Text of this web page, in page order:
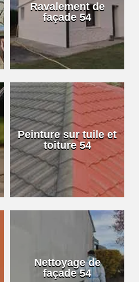
Ravalement de
façade 54
Peinture sur tuile et
toiture 54
Nettoyage de
façade 54